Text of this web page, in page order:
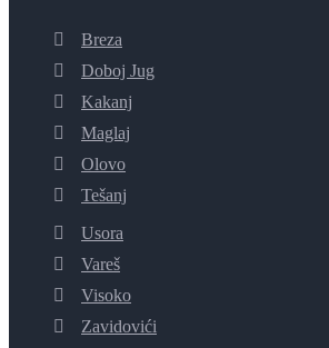
Breza
Doboj Jug
Kakanj
Maglaj
Olovo
Tešanj
Usora
Vareš
Visoko
Zavidovići